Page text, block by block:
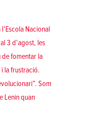
Escola Nacional
3 d’agost, les
de fomentar la
la frustració.
Som
Lenin quan